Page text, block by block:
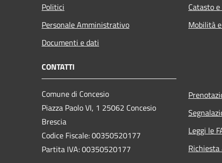
Politici
Personale Amministrativo
Documenti e dati
Catasto
Mobilità
CONTATTI
Comune di Concesio
Piazza Paolo VI, 1 25062 Concesio
Brescia
Codice Fiscale: 00350520177
Partita IVA: 00350520177
Leggi le